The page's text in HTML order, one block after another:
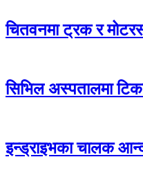
चितवनमा ट्रक र
सिभिल अस्पतालमा
इन्ड्राइभका चालक